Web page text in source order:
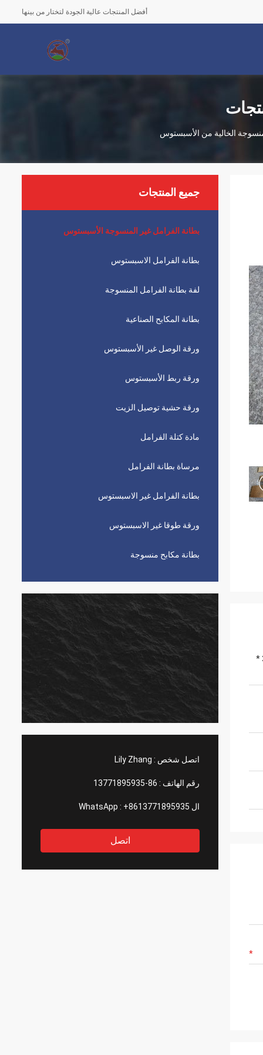
أفضل المنتجات عالية الجودة لتختار من بينها
الخالية من الأسبستوس
جميع المنتجات
بطانة الفرامل غير المنسوجة الأسبستوس
بطانة الفرامل الاسبستوس
لفة بطانة الفرامل المنسوجة
بطانة المكابح الصناعية
ورقة الوصل غير الأسبستوس
ورقة ربط الأسبستوس
ورقة حشية توصيل الزيت
مادة كتلة الفرامل
مرساة بطانة الفرامل
بطانة الفرامل غير الاسبستوس
ورقة طوقا غير الاسبستوس
بطانة مكابح منسوجة
اتصل شخص : Lily Zhang
رقم الهاتف : 86-13771895935
ال WhatsApp : +8613771895935
اتصل
سمك بطانة الفرامل غير الأسبستوس （5 ~ 30 *